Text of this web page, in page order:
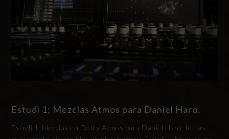
Estudi 1: Mezclas Atmos para Daniel Haro.
Estudi 1: Mezclas en Dobly Atmos para Daniel Haro, temas